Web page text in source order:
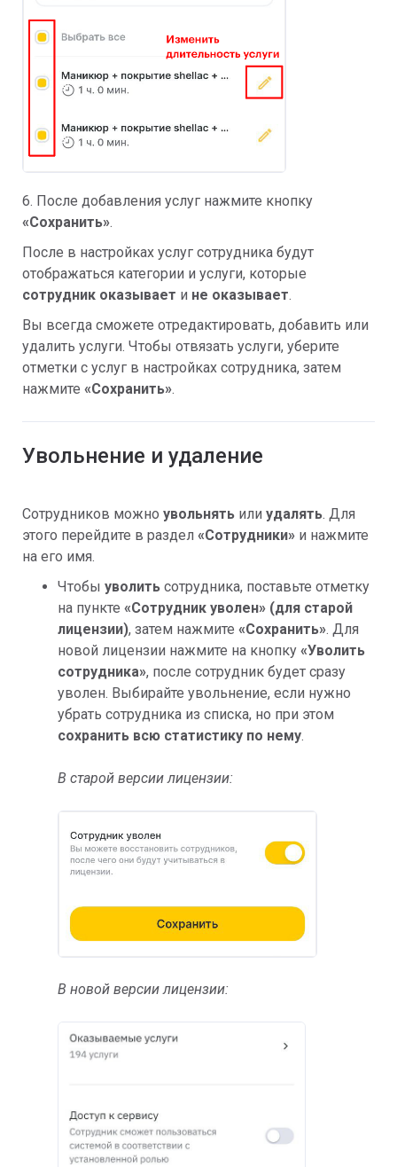
6. После добавления услуг нажмите кнопку
«Сохранить».
После в настройках услуг сотрудника будут
отображаться категории и услуги, которые
сотрудник оказывает и не оказывает.
Вы всегда сможете отредактировать, добавить или
удалить услуги. Чтобы отвязать услуги, уберите
отметки с услуг в настройках сотрудника, затем
нажмите «Сохранить».
Увольнение и удаление
Сотрудников можно увольнять или удалять. Для
этого перейдите в раздел «Сотрудники» и нажмите
на его имя.
Чтобы уволить сотрудника, поставьте отметку
на пункте «Сотрудник уволен» (для старой
лицензии), затем нажмите «Сохранить». Для
новой лицензии нажмите на кнопку «Уволить
сотрудника», после сотрудник будет сразу
уволен. Выбирайте увольнение, если нужно
убрать сотрудника из списка, но при этом
сохранить всю статистику по нему.
В старой версии лицензии:
В новой версии лицензии: